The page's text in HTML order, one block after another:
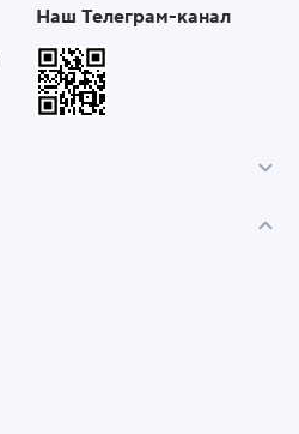
Наш Телеграм-канал